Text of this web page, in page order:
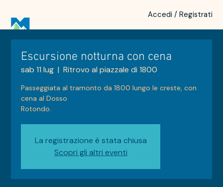
Accedi / Registrati
Escursione notturna con cena
sab 11 lug
  |
Ritrovo al piazzale di 1800
Passeggiata al tramonto da 1800 lungo le creste, con
cena al Dosso
Rotondo.
La registrazione è stata chiusa
Scopri gli altri eventi